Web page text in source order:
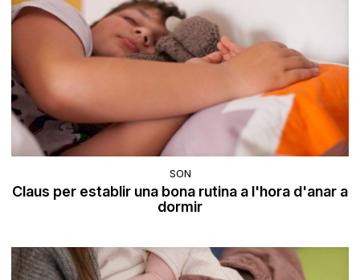
SON
Claus per establir una bona rutina a l'hora d'anar a
dormir